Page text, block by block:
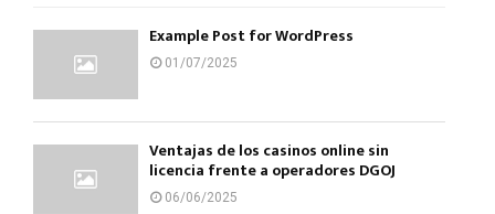
Example Post for WordPress
01/07/2025
Ventajas de los casinos online sin
licencia frente a operadores DGOJ
06/06/2025